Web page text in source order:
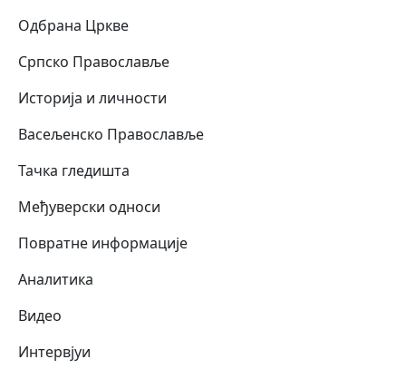
Одбрана Цркве
Српско Православље
Историја и личности
Васељенско Православље
Тачка гледишта
Међуверски односи
Повратне информације
Аналитика
Видео
Интервјуи